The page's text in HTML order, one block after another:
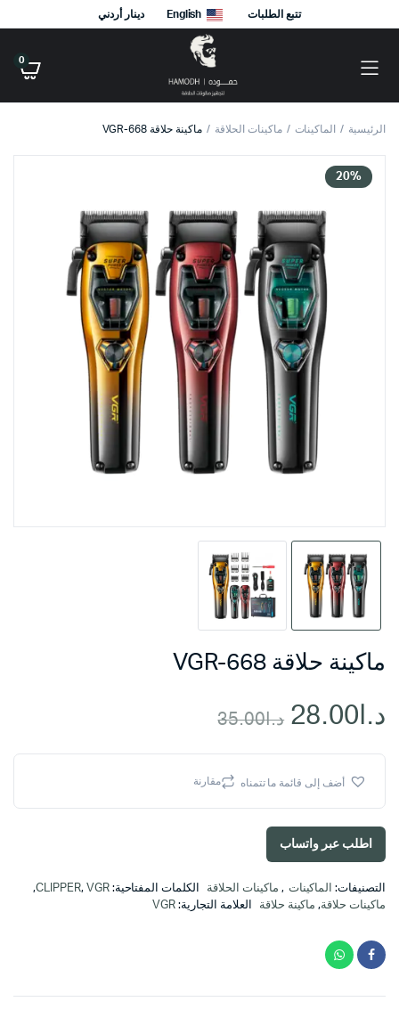
تتبع الطلبات English دينار أردني
0
الرئيسية الماكينات ماكينات الحلاقة ماكينة حلاقة VGR-668
20%
ماكينة حلاقة VGR-668
د.ا35.00
السعر
الأصلي
د.ا35.00.
د.ا28.00
السعر
الحالي
د.ا28.00.
أضف إلى قائمة ما تتمناه مقارنة
اطلب عبر واتساب
التصنيفات: الماكينات , ماكينات الحلاقة الكلمات المفتاحية: CLIPPER, VGR
,
ماكينات حلاقة, ماكينة حلاقة العلامة التجارية: VGR